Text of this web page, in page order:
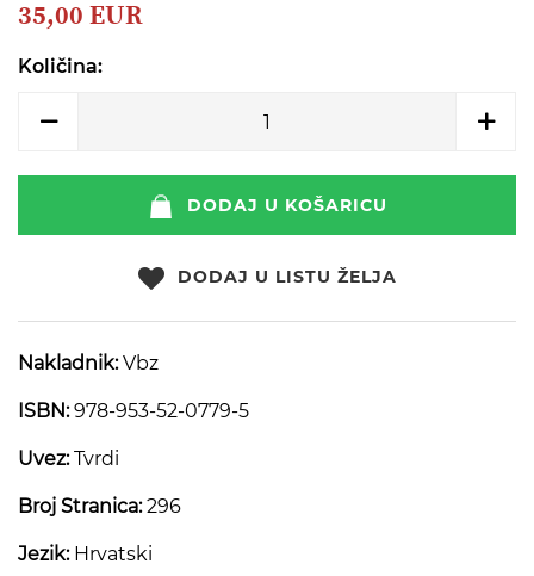
of
images
35,00 EUR
Količina:
DODAJ U KOŠARICU
DODAJ U LISTU ŽELJA
Nakladnik: Vbz
ISBN:978-953-52-0779-5
Uvez:Tvrdi
Broj Stranica:296
Jezik:Hrvatski